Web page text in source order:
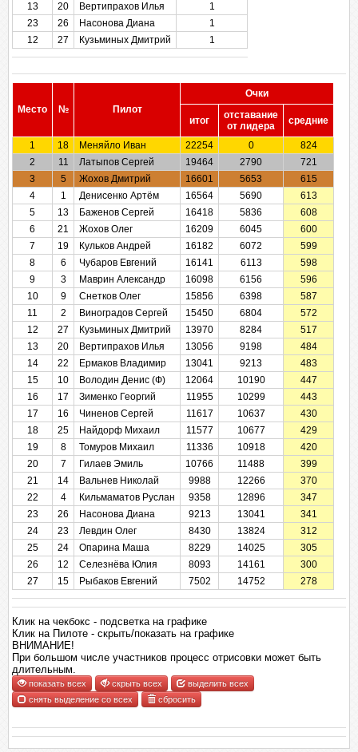
13
20 Вертипрахов Илья
1
23
26 Насонова Диана
1
12
27 Кузьминых Дмитрий 1
Место № Пилот
Очки
итог
отставание
от лидера
cредние
1 18 Меняйло Иван 22254 0
824
2
11 Латыпов Сергей 19464 2790
721
3
5 Жохов Дмитрий 16601 5653
615
4
1 Денисенко Артём 16564 5690
613
5
13 Баженов Сергей 16418 5836
608
6
21 Жохов Олег 16209 6045
600
7
19 Кульков Андрей 16182 6072
599
8
6 Чубаров Евгений 16141 6113
598
9
3 Маврин Александр 16098 6156
596
10
9 Снетков Олег 15856 6398
587
11
2 Виноградов Сергей 15450 6804
572
12
27 Кузьминых Дмитрий 13970 8284
517
13
20 Вертипрахов Илья 13056 9198
484
14
22 Ермаков Владимир 13041 9213
483
15
10 Володин Денис (Ф) 12064 10190
447
16
17 Зименко Георгий 11955 10299
443
17
16 Чиненов Сергей 11617 10637
430
18
25 Найдорф Михаил 11577 10677
429
19
8 Томуров Михаил 11336 10918
420
20
7 Гилаев Эмиль 10766 11488
399
21
14 Вальнев Николай 9988 12266
370
22
4 Кильмаматов Руслан 9358 12896
347
23
26 Насонова Диана 9213 13041
341
24
23 Левдин Олег 8430 13824
312
25
24 Опарина Маша 8229 14025
305
26
12 Селезнёва Юлия 8093 14161
300
27
15 Рыбаков Евгений 7502 14752 278
Клик на чекбокс - подсветка на графике
Клик на Пилоте - скрыть/показать на графике
ВНИМАНИЕ!
При большом числе участников процесс отрисовки может быть
длительным.
показать всех скрыть всех
выделить всех
снять выделение со всех
сбросить